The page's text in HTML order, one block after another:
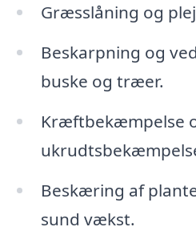
Græsslåning og
Beskarpning og
buske og træer.
Kræftbekæmpelse
Beskæring af
sund vækst.